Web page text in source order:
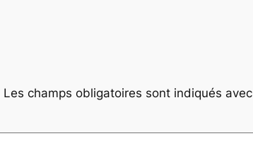
Les champs obligatoires sont indiqués avec